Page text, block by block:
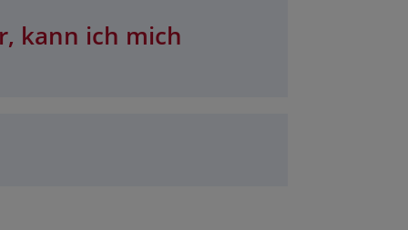
kann ich mich